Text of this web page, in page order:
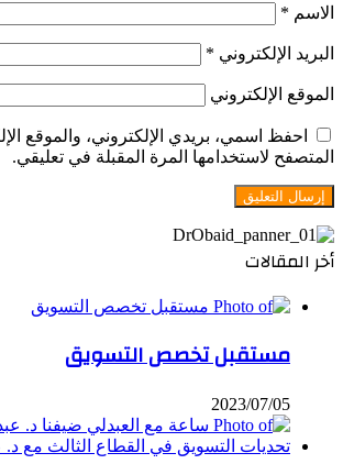
الاسم *
البريد الإلكتروني *
الموقع الإلكتروني
احفظ اسمي، بريدي الإلكتروني، والموقع
المتصفح لاستخدامها المرة المقبلة في تعليقي.
أخر المقالات
مستقبل تخصص التسويق
2023/07/05